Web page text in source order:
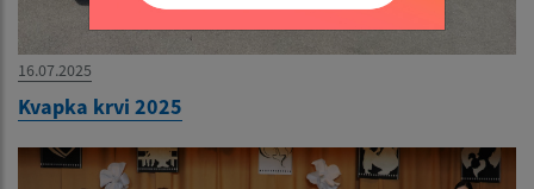
16.07.2025
Kvapka krvi 2025